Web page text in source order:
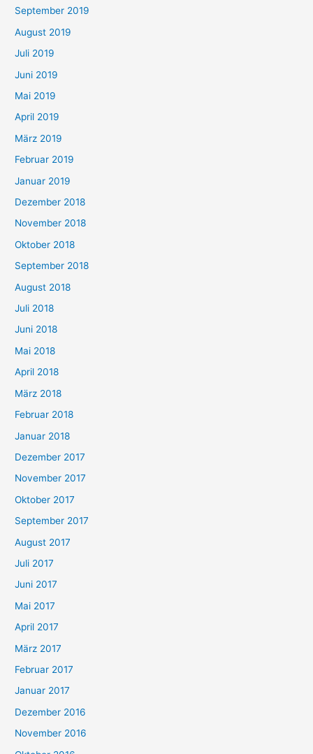
September 2019
August 2019
Juli 2019
Juni 2019
Mai 2019
April 2019
März 2019
Februar 2019
Januar 2019
Dezember 2018
November 2018
Oktober 2018
September 2018
August 2018
Juli 2018
Juni 2018
Mai 2018
April 2018
März 2018
Februar 2018
Januar 2018
Dezember 2017
November 2017
Oktober 2017
September 2017
August 2017
Juli 2017
Juni 2017
Mai 2017
April 2017
März 2017
Februar 2017
Januar 2017
Dezember 2016
November 2016